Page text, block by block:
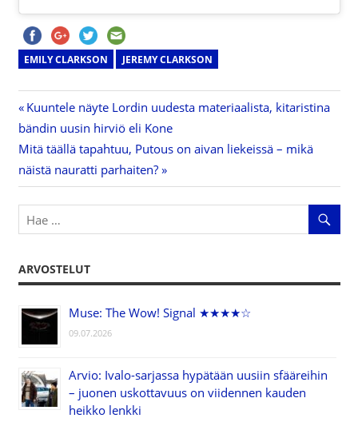
EMILY CLARKSON JEREMY CLARKSON
Artikkelien
selaus
Previous
Post:
Kuuntele näyte Lordin uudesta materiaalista, kitaristina
bändin uusin hirviö eli Kone
Next
Post:
Mitä täällä tapahtuu, Putous on aivan liekeissä – mikä
näistä nauratti parhaiten?
ARVOSTELUT
Muse: The Wow! Signal ★★★★☆
09.07.2026
Arvio: Ivalo-sarjassa hypätään uusiin sfääreihin
– juonen uskottavuus on viidennen kauden
heikko lenkki